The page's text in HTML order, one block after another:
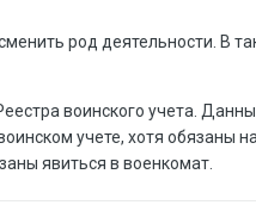
род деятельности. В
воинского учета.
учете, хотя обязаны
явиться в военкомат.